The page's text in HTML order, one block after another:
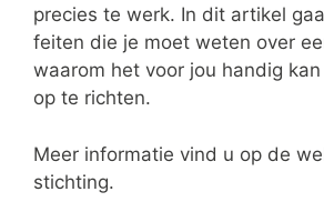
precies te werk. In dit artikel
feiten die je moet weten over
waarom het voor jou handig
op te richten.
Meer informatie vind u op de
stichting.